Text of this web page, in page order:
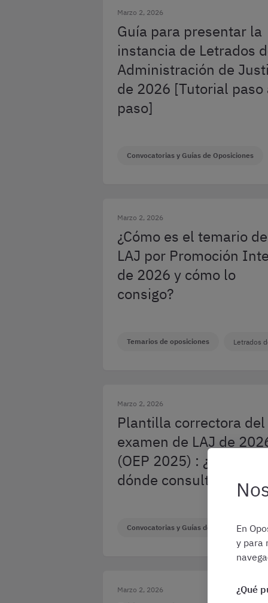
Marzo 2, 2026
Guía para presentar la
instancia de Letrados
Administración de
de 2026 [Tutorial paso
paso]
Convocatorias y Guías de Oposiciones
Marzo 2, 2026
¿Cómo es el temario de
LAJ por Promoción
de 2026 y cómo lo
consigo?
Temarios de oposiciones Letrados
Marzo 2, 2026
Plantilla correctora del
examen de LAJ de
(OEP 2025) : ¿qué es y
dónde consultarla?
Convocatorias y Guías de Oposiciones
Marzo 2, 2026
En
y para
¿Qué